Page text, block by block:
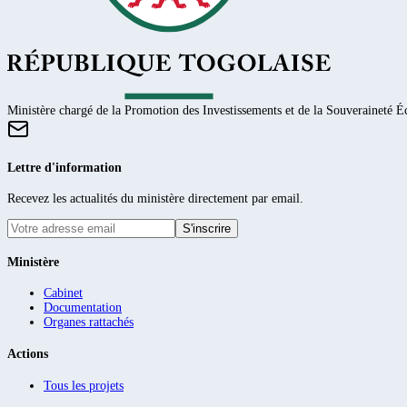
Ministère chargé de la Promotion des Investissements et de la Souveraineté
Lettre d'information
Recevez les actualités du ministère directement par email.
S'inscrire
Ministère
Cabinet
Documentation
Organes rattachés
Actions
Tous les projets